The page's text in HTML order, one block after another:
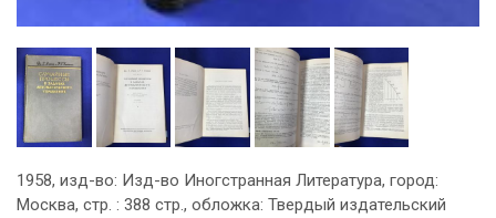
1958, изд-во: Изд-во Иногстранная Литература, город:
Москва, стр. : 388 стр., обложка: Твердый издательский